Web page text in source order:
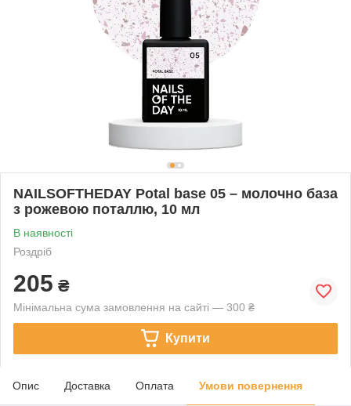
NAILSOFTHEDAY Potal base 05 – молочно база
з рожевою поталлю, 10 мл
В наявності
Роздріб
205 ₴
Мінімальна сума замовлення на сайті — 300 ₴
Купити
Опис Доставка Оплата Умови повернення